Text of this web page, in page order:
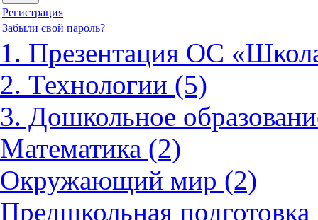
Регистрация
Забыли свой пароль?
1. Презентация ОС
2. Технологии (5)
3. Дошкольное
Математика (2)
Окружающий мир (2)
Предшкольная